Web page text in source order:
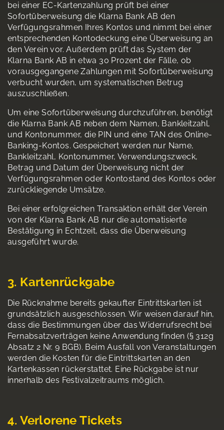
bei einer EC-Kartenzahlung prüft bei einer
Sofortüberweisung die Klarna Bank AB den
Verfügungsrahmen Ihres Kontos und nimmt bei einer
entsprechenden Kontodeckung eine Überweisung an
den Verein vor. Außerdem prüft das System der
Klarna Bank AB in etwa 30 Prozent der Fälle, ob
vorausgegangene Zahlungen mit Sofortüberweisung
verbucht wurden, um systematischen Betrug
auszuschließen.
Um eine Sofortüberweisung durchzuführen, benötigt
die Klarna Bank AB neben dem Namen, Bankleitzahl,
und Kontonummer, die PIN und eine TAN des Online-
Banking-Kontos. Gespeichert werden nur Name,
Bankleitzahl, Kontonummer, Verwendungszweck,
Betrag und Datum der Überweisung nicht der
Verfügungsrahmen oder Kontostand des Kontos oder
zurückliegende Umsätze.
Bei einer erfolgreichen Transaktion erhält der Verein
von der Klarna Bank AB nur die automatisierte
Bestätigung in Echtzeit, dass die Überweisung
ausgeführt wurde.
3. Kartenrückgabe
Die Rücknahme bereits gekaufter Eintrittskarten ist
grundsätzlich ausgeschlossen. Wir weisen darauf hin,
dass die Bestimmungen über das Widerrufsrecht bei
Fernabsatzverträgen keine Anwendung finden (§ 312g
Absatz 2 Nr. 9 BGB). Beim Ausfall von Veranstaltungen
werden die Kosten für die Eintrittskarten an den
Kartenkassen rückerstattet. Eine Rückgabe ist nur
innerhalb des Festivalzeitraums möglich.
4. Verlorene Tickets